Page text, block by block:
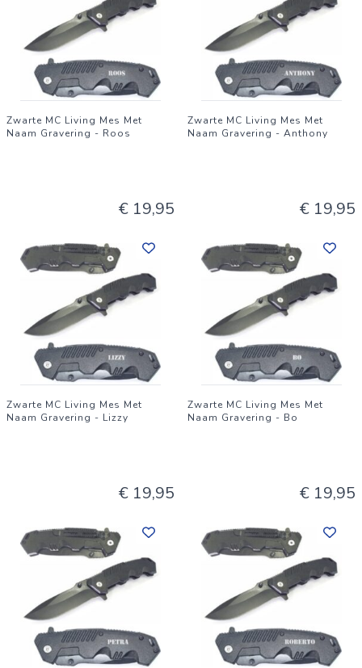
Zwarte MC Living Mes Met
Naam Gravering - Roos
€ 19,95
Zwarte MC Living Mes Met
Naam Gravering - Anthony
€ 19,95
Zwarte MC Living Mes Met
Naam Gravering - Lizzy
€ 19,95
Zwarte MC Living Mes Met
Naam Gravering - Bo
€ 19,95